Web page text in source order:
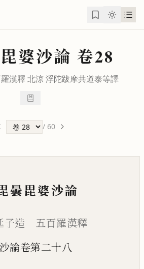
婆沙論 卷28
漢釋 北涼浮陀跋摩共道泰等譯
/ 60
曇毘婆沙論
子造 五百羅漢釋
論卷第二十八